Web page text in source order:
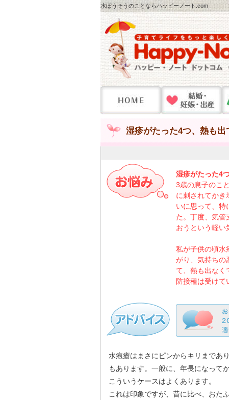
水ぼうそうのことならハッピーノート.com
湿疹がたった4つ、熱も出
湿疹がたった4
3歳の息子のこ
に刺されてかき
いに思って、特
た。丁度、気管
おうという軽い
私が子供の頃水
がり、気持ちの
て、熱も出なく
防接種は受けて
水疱瘡はまさにピンからキリまであ
もあります。一般に、年長になって
こういうケースはよくあります。
これは印象ですが、昔に比べ、おた